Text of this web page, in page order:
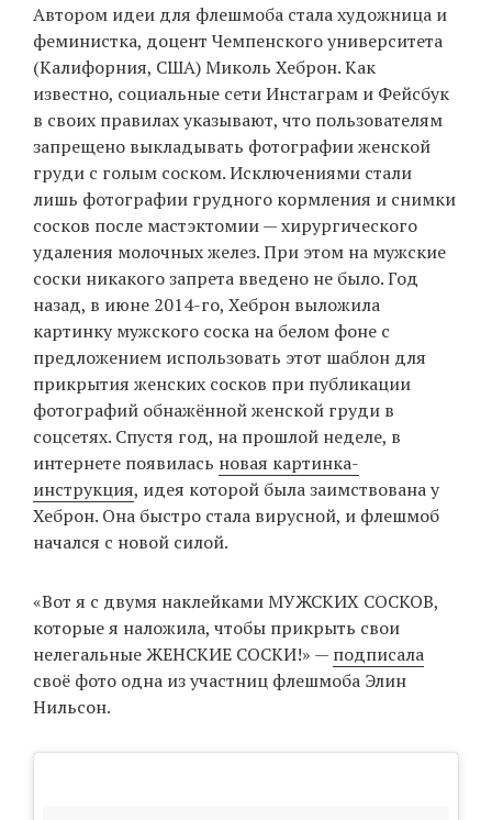
Автором идеи для флешмоба стала художница и
феминистка, доцент Чемпенского университета
(Калифорния, США) Миколь Хеброн. Как
известно, социальные сети Инстаграм и Фейсбук
в своих правилах указывают, что пользователям
запрещено выкладывать фотографии женской
груди с голым соском. Исключениями стали
лишь фотографии грудного кормления и снимки
сосков после мастэктомии — хирургического
удаления молочных желез. При этом на мужские
соски никакого запрета введено не было. Год
назад, в июне 2014-го, Хеброн выложила
картинку мужского соска на белом фоне с
предложением использовать этот шаблон для
прикрытия женских сосков при публикации
фотографий обнажённой женской груди в
соцсетях. Спустя год, на прошлой неделе, в
интернете появилась новая картинка-
инструкция, идея которой была заимствована у
Хеброн. Она быстро стала вирусной, и флешмоб
начался с новой силой.
«Вот я с двумя наклейками МУЖСКИХ СОСКОВ,
которые я наложила, чтобы прикрыть свои
нелегальные ЖЕНСКИЕ СОСКИ!» — подписала
своё фото одна из участниц флешмоба Элин
Нильсон.